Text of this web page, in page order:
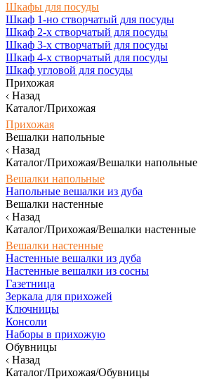
Шкафы для посуды
Шкаф 1-но створчатый для посуды
Шкаф 2-х створчатый для посуды
Шкаф 3-х створчатый для посуды
Шкаф 4-х створчатый для посуды
Шкаф угловой для посуды
Прихожая
Назад
Каталог/Прихожая
Прихожая
Вешалки напольные
Назад
Каталог/Прихожая/Вешалки напольные
Вешалки напольные
Напольные вешалки из дуба
Вешалки настенные
Назад
Каталог/Прихожая/Вешалки настенные
Вешалки настенные
Настенные вешалки из дуба
Настенные вешалки из сосны
Газетница
Зеркала для прихожей
Ключницы
Консоли
Наборы в прихожую
Обувницы
Назад
Каталог/Прихожая/Обувницы